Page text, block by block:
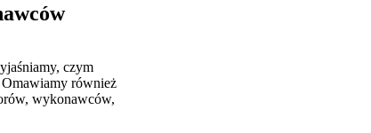
czym
Omawiamy również
wykonawców,